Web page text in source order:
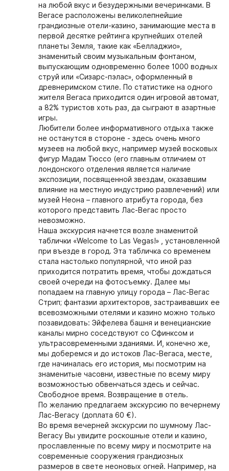
на любой вкус и безудержными вечеринками. В
Вегасе расположены великолепнейшие
грандиозные отели-казино, занимающие места в
первой десятке рейтинга крупнейших отелей
планеты Земля, такие как «Белладжио»,
знаменитый своим музыкальным фонтаном,
выпускающим одновременно более 1000 водных
струй или «Сизарс-пэлас», оформленный в
древнеримском стиле. По статистике на одного
жителя Вегаса приходится один игровой автомат,
а 82% туристов хоть раз, да сыграют в азартные
игры.
Любители более информативного отдыха также
не останутся в стороне - здесь очень много
музеев на любой вкус, например музей восковых
фигур Мадам Тюссо (его главным отличием от
лондонского отделения является наличие
экспозиции, посвященной звездам, оказавшим
влияние на местную индустрию развлечений) или
музей Неона – главного атрибута города, без
которого представить Лас-Вегас просто
невозможно.
Наша экскурсия начнется возле знаменитой
таблички «Welcome to Las Vegas!» , установленной
при въезде в город. Эта табличка со временем
стала настолько популярной, что иной раз
приходится потратить время, чтобы дождаться
своей очереди на фотосъемку. Далее мы
попадаем на главную улицу города – Лас-Вегас
Стрип; фантазии архитекторов, застраивавших ее
всевозможными отелями и казино можно только
позавидовать: Эйфелева башня и венецианские
каналы мирно соседствуют со Сфинксом и
ультрасовременными зданиями. И, конечно же,
мы доберемся и до истоков Лас-Вегаса, месте,
где начиналась его история, мы посмотрим на
знаменитые часовни, известные по всему миру
возможностью обвенчаться здесь и сейчас.
Свободное время. Возвращение в отель.
По желанию предлагаем экскурсию по вечернему
Лас-Вегасу (доплата 60 €).
Во время вечерней экскурсии по шумному Лас-
Вегасу Вы увидите роскошные отели и казино,
прославленные по всему миру и посмотрите на
современные сооружения грандиозных
размеров в свете неоновых огней. Например, на